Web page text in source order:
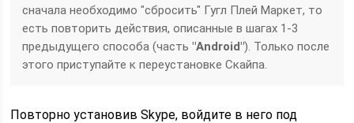
сначала необходимо "сбросить" Гугл Плей Маркет, то
есть повторить действия, описанные в шагах 1-3
предыдущего способа (часть"Android"). Только после
этого приступайте к переустановке Скайпа.
Повторно установив Skype, войдите в него под